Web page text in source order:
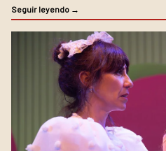
Seguir leyendo →